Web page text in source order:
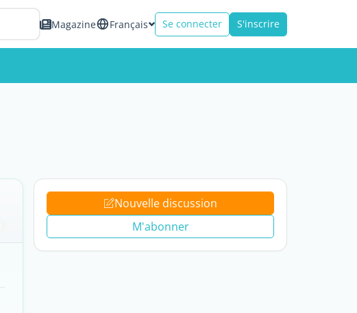
Magazine Français Se connecter S'inscrire
Nouvelle discussion
M'abonner